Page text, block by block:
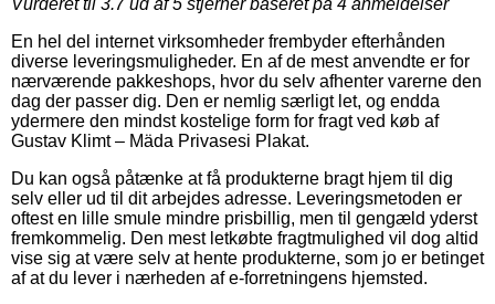
En hel del internet virksomheder frembyder efterhånden
diverse leveringsmuligheder. En af de mest anvendte er for
nærværende pakkeshops, hvor du selv afhenter varerne den
dag der passer dig. Den er nemlig særligt let, og endda
ydermere den mindst kostelige form for fragt ved køb af
Gustav Klimt – Mäda Privasesi Plakat.
Du kan også påtænke at få produkterne bragt hjem til dig
selv eller ud til dit arbejdes adresse. Leveringsmetoden er
oftest en lille smule mindre prisbillig, men til gengæld yderst
fremkommelig. Den mest letkøbte fragtmulighed vil dog altid
vise sig at være selv at hente produkterne, som jo er betinget
af at du lever i nærheden af e-forretningens hjemsted.